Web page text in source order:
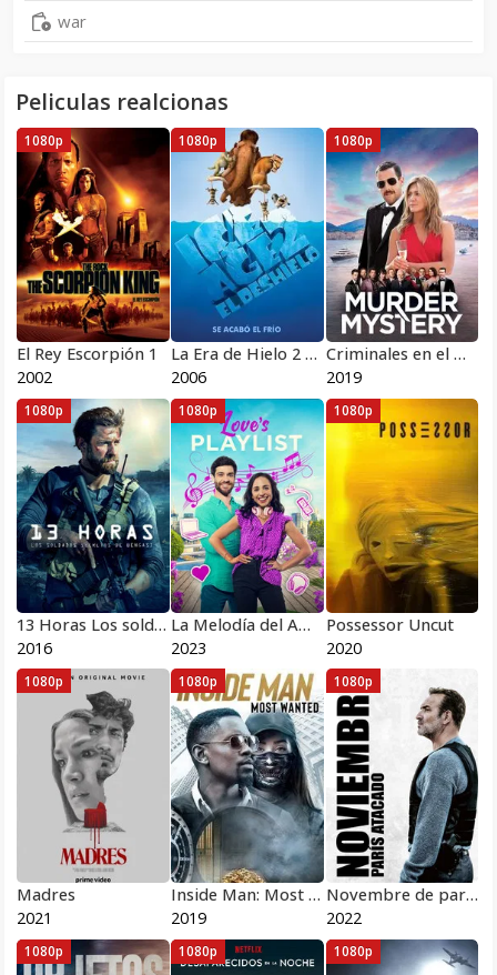
war
Peliculas realcionas
El Rey Escorpión 1
2002
1080p
La Era de Hielo 2 El Deshielo
2006
1080p
Criminales en el mar
2019
1080p
13 Horas Los soldados secretos de Bengasi
2016
1080p
La Melodía del Amor
2023
1080p
Possessor Uncut
2020
1080p
Madres
2021
1080p
Inside Man: Most Wanted
2019
1080p
Novembre de parís atacado
2022
1080p
1080p 1080p 1080p